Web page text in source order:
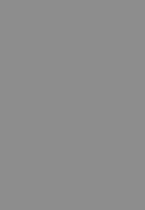
portas de passagem da
beleza em um produto
com este